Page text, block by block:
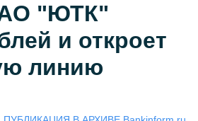
"ЮТК"
и откроет
линию